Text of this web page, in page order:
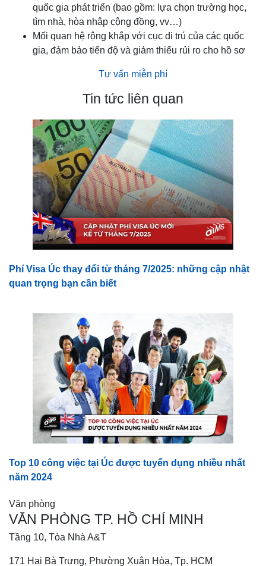
quốc gia phát triển (bao gồm: lựa chọn trường học,
tìm nhà, hòa nhập cộng đồng, vv…)
Mối quan hệ rộng khắp với cục di trú của các quốc
gia, đảm bảo tiến độ và giảm thiểu rủi ro cho hồ sơ
Tư vấn miễn phí
Tin tức liên quan
Phí Visa Úc thay đổi từ tháng 7/2025: những cập nhật
quan trọng bạn cần biết
Top 10 công việc tại Úc được tuyển dụng nhiều nhất
năm 2024
Văn phòng
VĂN PHÒNG TP. HỒ CHÍ MINH
Tầng 10, Tòa Nhà A&T
171 Hai Bà Trưng, Phường Xuân Hòa, Tp. HCM